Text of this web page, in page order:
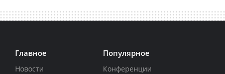
Главное
Новости
Популярное
Конференции